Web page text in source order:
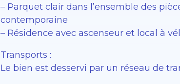
– Parquet clair dans l’ensemble des
contemporaine
– Résidence avec ascenseur et local à
Transports :
Le bien est desservi par un réseau de